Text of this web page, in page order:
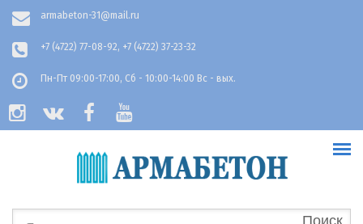
armabeton-31@mail.ru
+7 (4722) 77-08-92, +7 (4722) 37-23-32
Пн-Пт 09:00-17:00, Сб - 10:00-14:00 Вс - вых.